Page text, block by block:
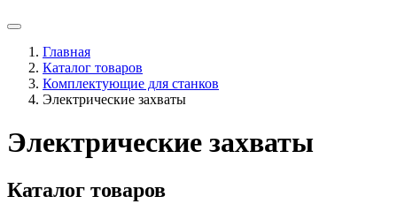
Главная
Каталог товаров
Комплектующие для станков
Электрические захваты
Электрические захваты
Каталог товаров